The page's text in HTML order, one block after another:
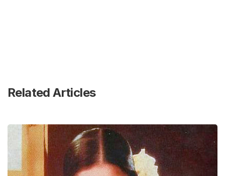
Related Articles